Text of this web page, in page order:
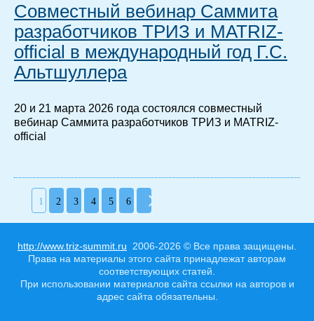
Совместный вебинар Саммита
разработчиков ТРИЗ и MATRIZ-
official в международный год Г.С.
Альтшуллера
20 и 21 марта 2026 года состоялся совместный
вебинар Саммита разработчиков ТРИЗ и MATRIZ-
official
1 2 3 4 5 6
http://www.triz-summit.ru 2006-2026 © Все права защищены.
Права на материалы этого сайта принадлежат авторам
соответствующих статей.
При использовании материалов сайта ссылки на авторов и
адрес сайта обязательны.